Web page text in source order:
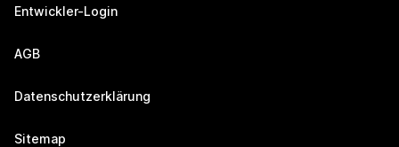
Entwickler-Login
AGB
Datenschutzerklärung
Sitemap